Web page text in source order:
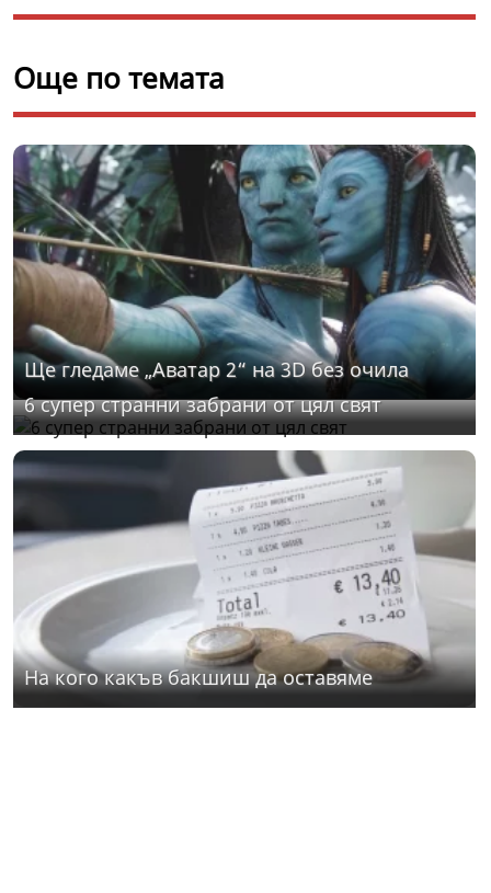
Още по темата
Ще гледаме „Аватар 2“ на 3D без очила
6 супер странни забрани от цял свят
На кого какъв бакшиш да оставяме